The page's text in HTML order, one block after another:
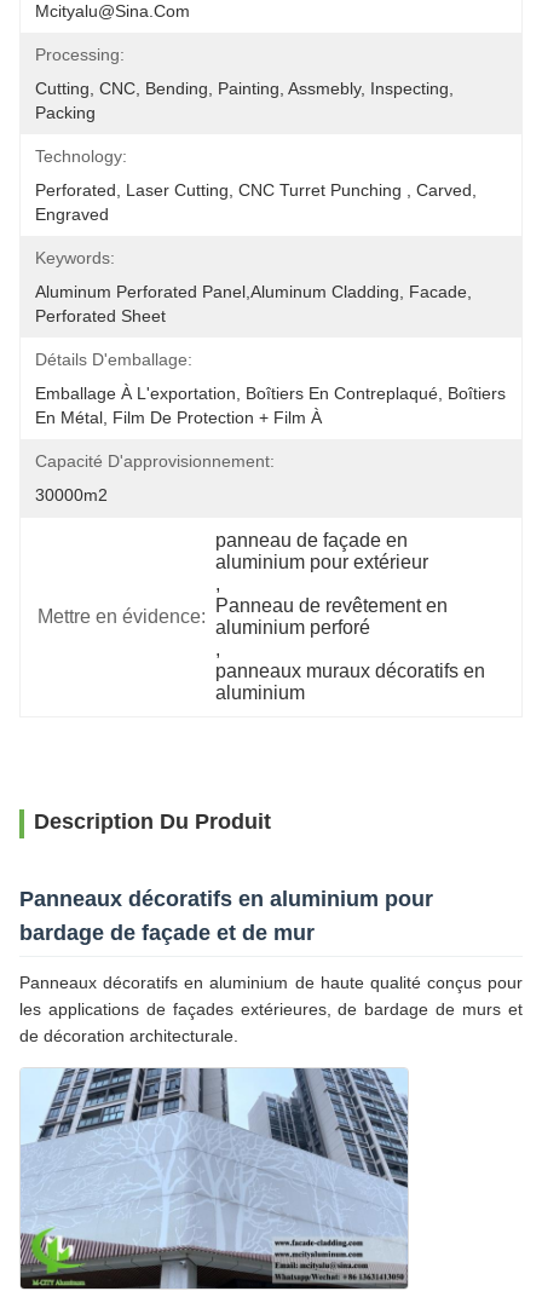
Mcityalu@sina.com
Processing:
Cutting, CNC, Bending, Painting, Assmebly, Inspecting,
Packing
Technology:
Perforated, Laser Cutting, CNC Turret Punching , Carved,
Engraved
Keywords:
Aluminum Perforated Panel,aluminum Cladding, Facade,
Perforated Sheet
Détails D'emballage:
Emballage À L'exportation, Boîtiers En Contreplaqué, Boîtiers
En Métal, Film De Protection + Film À
Capacité D'approvisionnement:
30000m2
Mettre en évidence:
panneau de façade en
aluminium pour extérieur
,
Panneau de revêtement en
aluminium perforé
,
panneaux muraux décoratifs en
aluminium
Description Du Produit
Panneaux décoratifs en aluminium pour
bardage de façade et de mur
Panneaux décoratifs en aluminium de haute qualité conçus pour
les applications de façades extérieures, de bardage de murs et
de décoration architecturale.